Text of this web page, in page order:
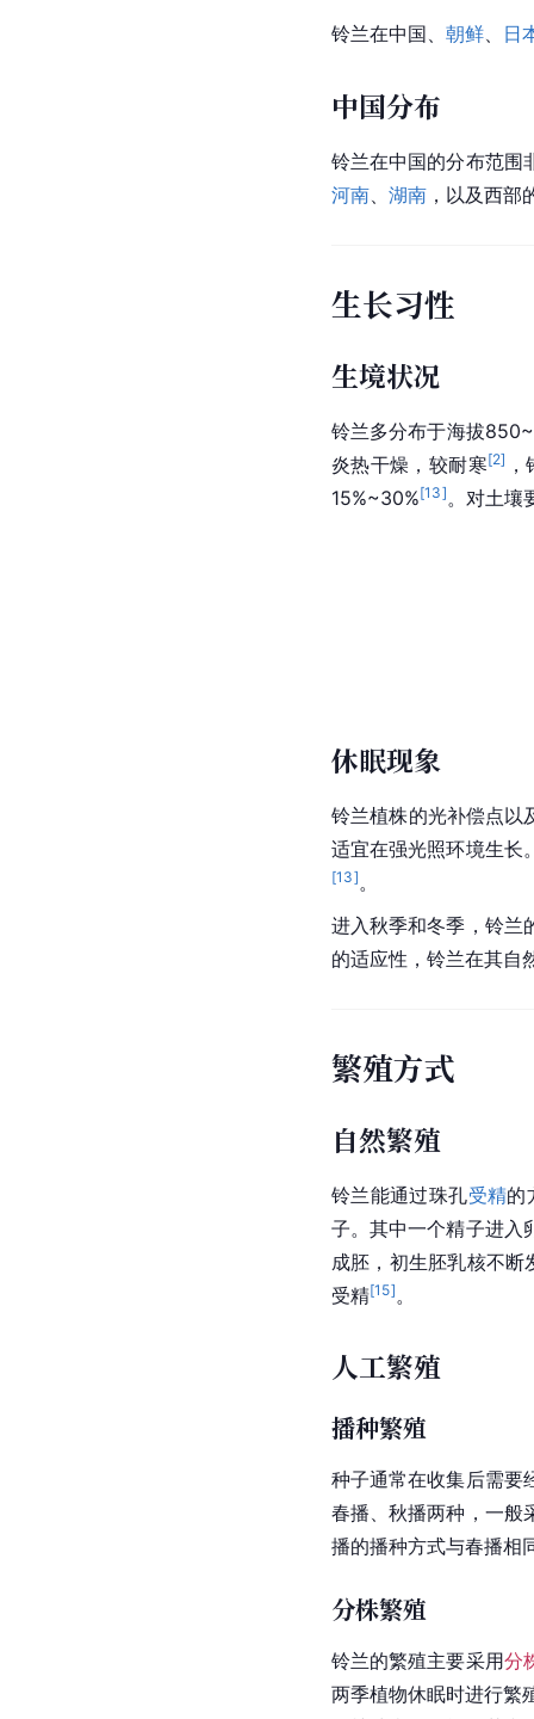
铃兰在中国、 朝鲜、 日
中国分布
铃兰在中国的分布范围
河南
湖南 ，以及西部
生长习性
生境状况
铃兰多分布于海拔
炎热干燥，较耐寒[2]
15%~30%[13] 。对土壤
休眠现象
铃兰植株的光补偿点以
适宜在强光照环境生长
[13] 。
进入秋季和冬季，铃兰
的适应性，铃兰在其自
繁殖方式
自然繁殖
铃兰能通过珠孔受精的
子。其中一个精子进入
成胚，初生胚乳核不断
受精[15]。
人工繁殖
播种繁殖
种子通常在收集后需要
春播、秋播两种，一般
播的播种方式与春播相
分株繁殖
铃兰的繁殖主要采用分
两季植物休眠时进行繁